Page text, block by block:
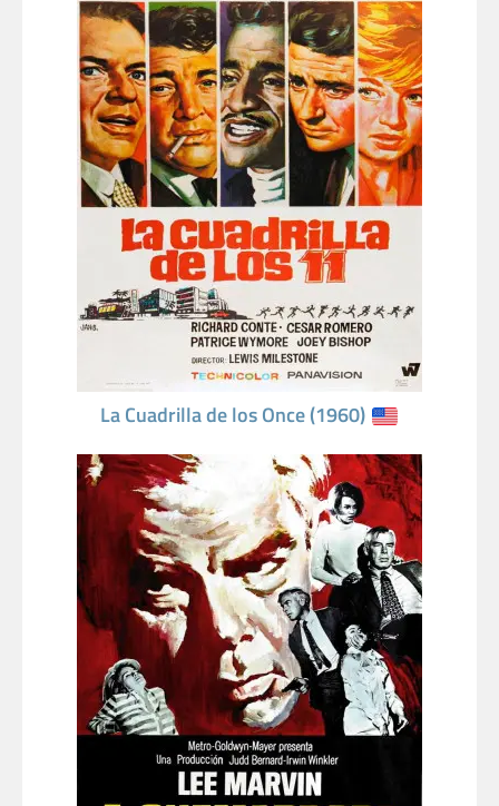
La Cuadrilla de los Once (1960)